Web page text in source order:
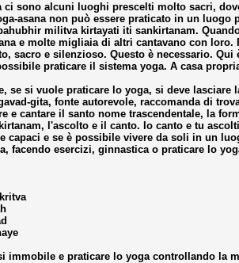
ci sono alcuni luoghi prescelti molto sacri,
asana non può essere praticato in un
militva kirtayati iti sankirtanam.
e molte migliaia di altri cantavano con
sacro e silenzioso. Questo è necessario.
praticare il sistema yoga. A casa
se si vuole praticare lo yoga, si deve
gita, fonte autorevole, raccomanda di
e cantare il santo nome trascendentale, la
l'ascolto e il canto. Io canto e tu
capaci e se è possibile vivere da soli in un
facendo esercizi, ginnastica o praticare lo
immobile e praticare lo yoga controllando la